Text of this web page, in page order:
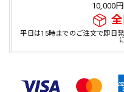
10,000
平日は15時までのご注文で即